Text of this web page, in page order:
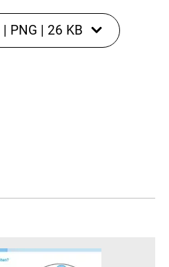
| PNG | 26 KB